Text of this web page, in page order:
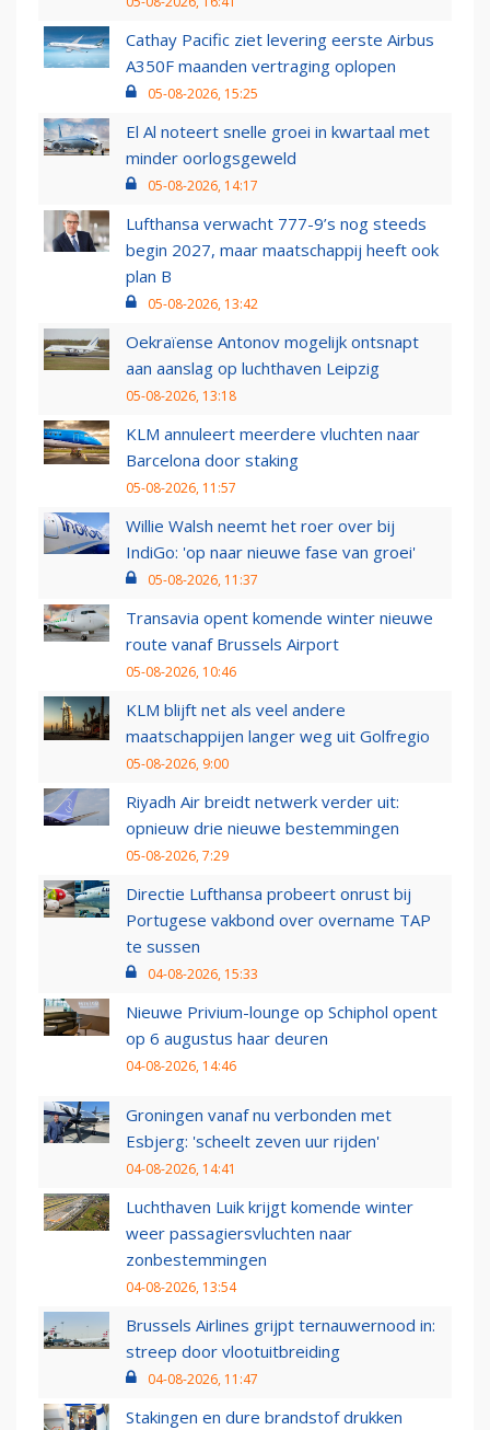
Cathay Pacific ziet levering eerste Airbus
A350F maanden vertraging oplopen
05-08-2026, 15:25
El Al noteert snelle groei in kwartaal met
minder oorlogsgeweld
05-08-2026, 14:17
Lufthansa verwacht 777-9’s nog steeds
begin 2027, maar maatschappij heeft ook
plan B
05-08-2026, 13:42
Oekraïense Antonov mogelijk ontsnapt
aan aanslag op luchthaven Leipzig
05-08-2026, 13:18
KLM annuleert meerdere vluchten naar
Barcelona door staking
05-08-2026, 11:57
Willie Walsh neemt het roer over bij
IndiGo: 'op naar nieuwe fase van groei'
05-08-2026, 11:37
Transavia opent komende winter nieuwe
route vanaf Brussels Airport
05-08-2026, 10:46
KLM blijft net als veel andere
maatschappijen langer weg uit Golfregio
05-08-2026, 9:00
Riyadh Air breidt netwerk verder uit:
opnieuw drie nieuwe bestemmingen
05-08-2026, 7:29
Directie Lufthansa probeert onrust bij
Portugese vakbond over overname TAP
te sussen
04-08-2026, 15:33
Nieuwe Privium-lounge op Schiphol opent
op 6 augustus haar deuren
04-08-2026, 14:46
Groningen vanaf nu verbonden met
Esbjerg: 'scheelt zeven uur rijden'
04-08-2026, 14:41
Luchthaven Luik krijgt komende winter
weer passagiersvluchten naar
zonbestemmingen
04-08-2026, 13:54
Brussels Airlines grijpt ternauwernood in:
streep door vlootuitbreiding
04-08-2026, 11:47
Stakingen en dure brandstof drukken